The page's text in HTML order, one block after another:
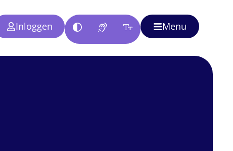
Inloggen Menu